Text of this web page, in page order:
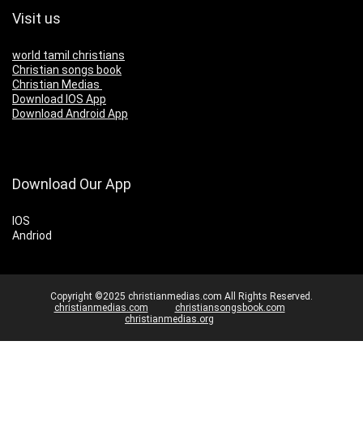
Visit us
world tamil christians
Christian songs book
Christian Medias
Download IOS App
Download Android App
Download Our App
IOS
Andriod
Copyright ©2025 christianmedias.com All Rights Reserved.
christianmedias.com
christiansongsbook.com
christianmedias.org